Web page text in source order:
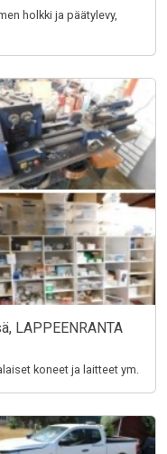
holkki ja päätylevy,
LAPPEENRANTA
koneet ja laitteet ym.